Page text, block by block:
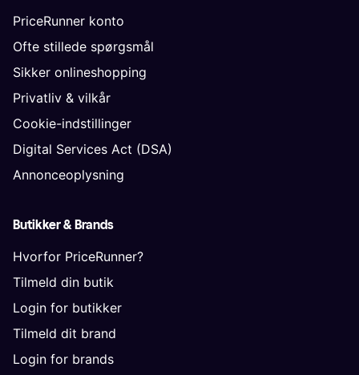
PriceRunner konto
Ofte stillede spørgsmål
Sikker onlineshopping
Privatliv & vilkår
Cookie-indstillinger
Digital Services Act (DSA)
Annonceoplysning
Butikker & Brands
Hvorfor PriceRunner?
Tilmeld din butik
Login for butikker
Tilmeld dit brand
Login for brands